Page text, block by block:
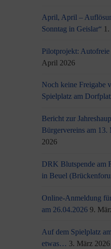
April, April –
Sonntag in Geislar“
Pilotprojekt:
April 2026
Noch keine Freigabe
Spielplatz am
Bericht zur
Bürgervereins am 13.
2026
DRK Blutspende am
in Beuel
Online-Anmeldung
am 26.04.2026 9.
Auf dem Spielplatz
etwas… 3. März 2026